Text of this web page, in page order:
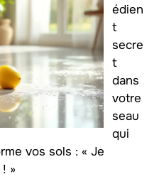
édien
t
secre
t
dans
votre
seau
qui
vos sols : « Je
»